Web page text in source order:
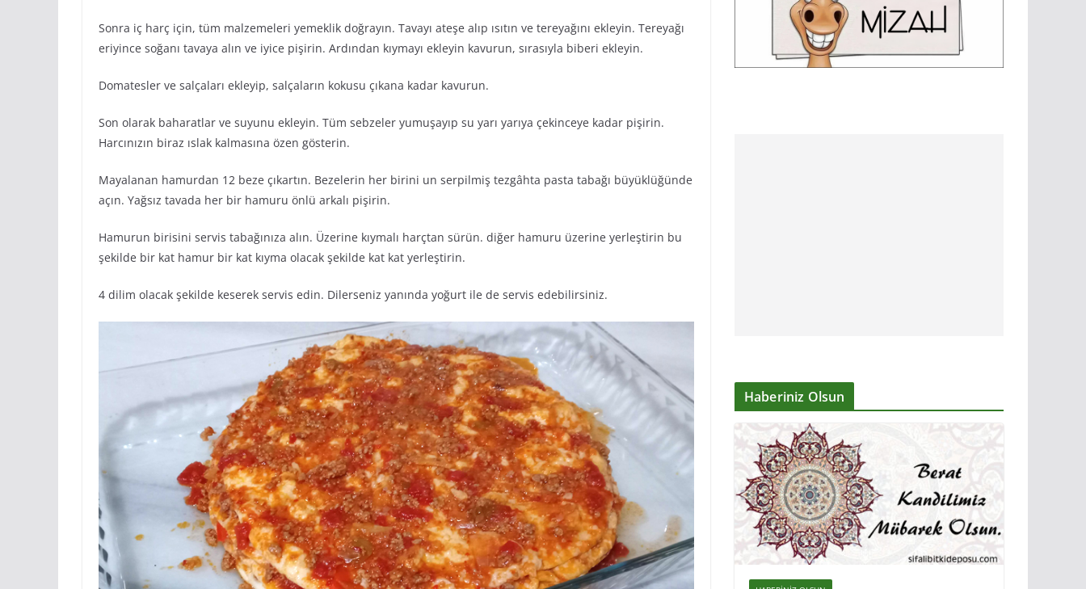
Sonra iç harç için, tüm malzemeleri yemeklik doğrayın. Tavayı ateşe alıp ısıtın ve tereyağını ekleyin. Tereyağı
eriyince soğanı tavaya alın ve iyice pişirin. Ardından kıymayı ekleyin kavurun, sırasıyla biberi ekleyin.
Domatesler ve salçaları ekleyip, salçaların kokusu çıkana kadar kavurun.
Son olarak baharatlar ve suyunu ekleyin. Tüm sebzeler yumuşayıp su yarı yarıya çekinceye kadar pişirin.
Harcınızın biraz ıslak kalmasına özen gösterin.
Mayalanan hamurdan 12 beze çıkartın. Bezelerin her birini un serpilmiş tezgâhta pasta tabağı büyüklüğünde
açın. Yağsız tavada her bir hamuru önlü arkalı pişirin.
Hamurun birisini servis tabağınıza alın. Üzerine kıymalı harçtan sürün. diğer hamuru üzerine yerleştirin bu
şekilde bir kat hamur bir kat kıyma olacak şekilde kat kat yerleştirin.
4 dilim olacak şekilde keserek servis edin. Dilerseniz yanında yoğurt ile de servis edebilirsiniz.
Haberiniz Olsun